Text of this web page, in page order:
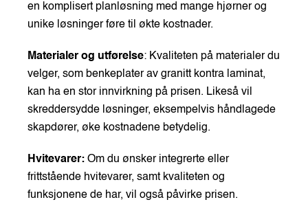
en komplisert planløsning med mange hjørner og
unike løsninger føre til økte kostnader.
Materialer og utførelse: Kvaliteten på materialer du
velger, som benkeplater av granitt kontra laminat,
kan ha en stor innvirkning på prisen. Likeså vil
skreddersydde løsninger, eksempelvis håndlagede
skapdører, øke kostnadene betydelig.
Hvitevarer: Om du ønsker integrerte eller
frittstående hvitevarer, samt kvaliteten og
funksjonene de har, vil også påvirke prisen.